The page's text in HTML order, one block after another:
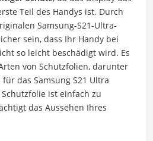
Teil des Handys ist. Durch
Samsung-S21-Ultra-
sein, dass Ihr Handy bei
so leicht beschädigt wird. Es
von Schutzfolien, darunter
das Samsung S21 Ultra
ist einfach zu
das Aussehen Ihres